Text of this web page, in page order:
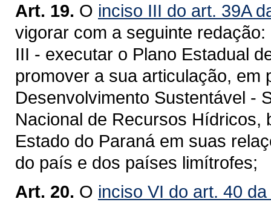
Art. 19. O inciso III do art. 39A
vigorar com a seguinte redação:
III - executar o Plano Estadual
promover a sua articulação, em
Desenvolvimento Sustentável -
Nacional de Recursos Hídricos,
Estado do Paraná em suas
do país e dos países limítrofes;
Art. 20. O inciso VI do art. 40